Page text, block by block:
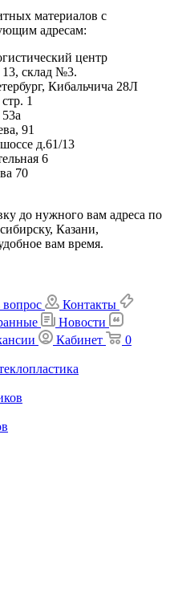
материалов с
адресам:
центр
склад №3.
Кибальчича 28Л
1
91
д.61/13
6
70
до нужного вам адреса по
Казани,
вам время.
вопрос
Контакты
Новости
Кабинет
0